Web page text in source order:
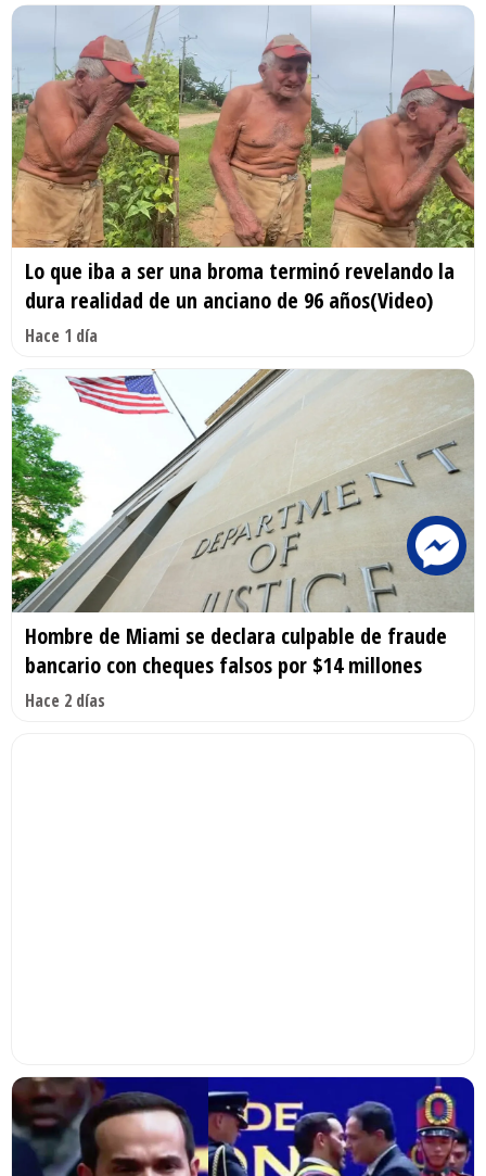
Lo que iba a ser una broma terminó revelando la
dura realidad de un anciano de 96 años(Video)
Hace 1 día
Hombre de Miami se declara culpable de fraude
bancario con cheques falsos por $14 millones
Hace 2 días